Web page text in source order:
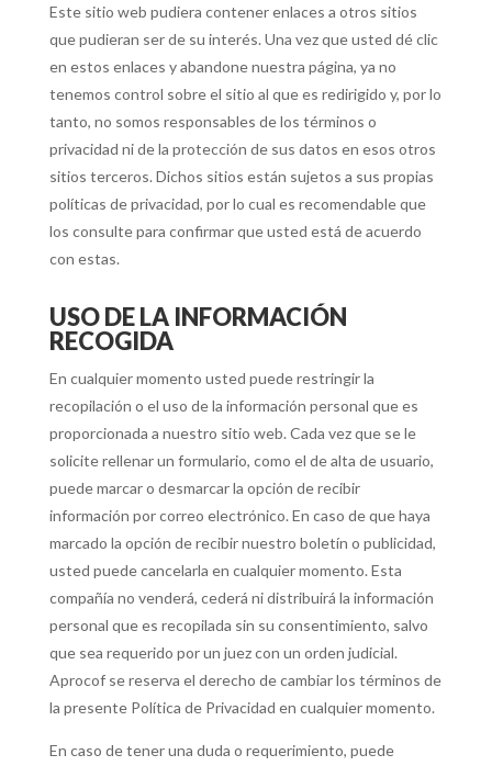
Este sitio web pudiera contener enlaces a otros sitios
que pudieran ser de su interés. Una vez que usted dé clic
en estos enlaces y abandone nuestra página, ya no
tenemos control sobre el sitio al que es redirigido y, por lo
tanto, no somos responsables de los términos o
privacidad ni de la protección de sus datos en esos otros
sitios terceros. Dichos sitios están sujetos a sus propias
políticas de privacidad, por lo cual es recomendable que
los consulte para confirmar que usted está de acuerdo
con estas.
USO DE LA INFORMACIÓN
RECOGIDA
En cualquier momento usted puede restringir la
recopilación o el uso de la información personal que es
proporcionada a nuestro sitio web. Cada vez que se le
solicite rellenar un formulario, como el de alta de usuario,
puede marcar o desmarcar la opción de recibir
información por correo electrónico. En caso de que haya
marcado la opción de recibir nuestro boletín o publicidad,
usted puede cancelarla en cualquier momento. Esta
compañía no venderá, cederá ni distribuirá la información
personal que es recopilada sin su consentimiento, salvo
que sea requerido por un juez con un orden judicial.
Aprocof se reserva el derecho de cambiar los términos de
la presente Política de Privacidad en cualquier momento.
En caso de tener una duda o requerimiento, puede